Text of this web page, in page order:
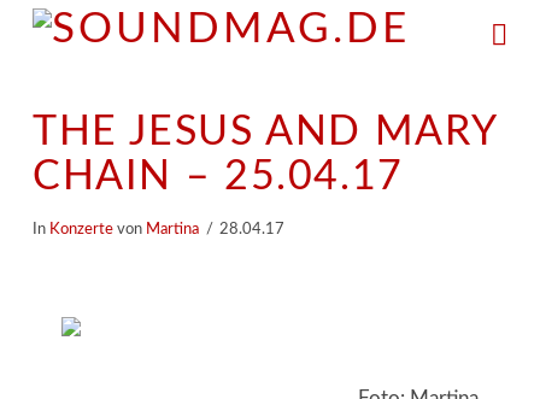
THE JESUS AND MARY
CHAIN – 25.04.17
In Konzertevon Martina 28.04.17